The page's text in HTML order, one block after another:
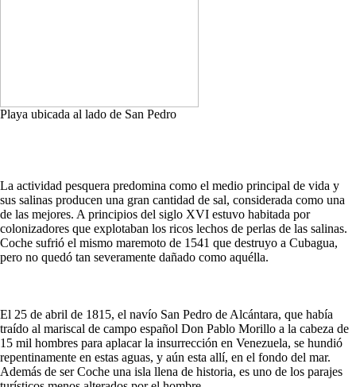
Playa ubicada al lado de San Pedro
La actividad pesquera predomina como el medio principal de vida y
sus salinas producen una gran cantidad de sal, considerada como una
de las mejores. A principios del siglo XVI estuvo habitada por
colonizadores que explotaban los ricos lechos de perlas de las salinas.
Coche sufrió el mismo maremoto de 1541 que destruyo a Cubagua,
pero no quedó tan severamente dañado como aquélla.
El 25 de abril de 1815, el navío San Pedro de Alcántara, que había
traído al mariscal de campo español Don Pablo Morillo a la cabeza de
15 mil hombres para aplacar la insurrección en Venezuela, se hundió
repentinamente en estas aguas, y aún esta allí, en el fondo del mar.
Además de ser Coche una isla llena de historia, es uno de los parajes